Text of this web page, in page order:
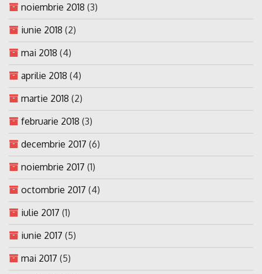
noiembrie 2018 (3)
iunie 2018 (2)
mai 2018 (4)
aprilie 2018 (4)
martie 2018 (2)
februarie 2018 (3)
decembrie 2017 (6)
noiembrie 2017 (1)
octombrie 2017 (4)
iulie 2017 (1)
iunie 2017 (5)
mai 2017 (5)